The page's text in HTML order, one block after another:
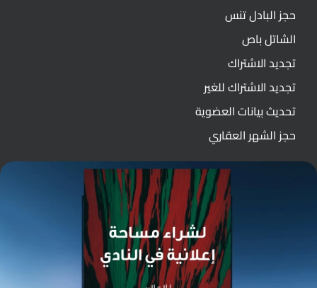
حجز البادل تنس
الشاتل باص
تجديد الاشتراك
تجديد الاشتراك للغير
تحديث بيانات العضوية
حجز الشهر العقاري